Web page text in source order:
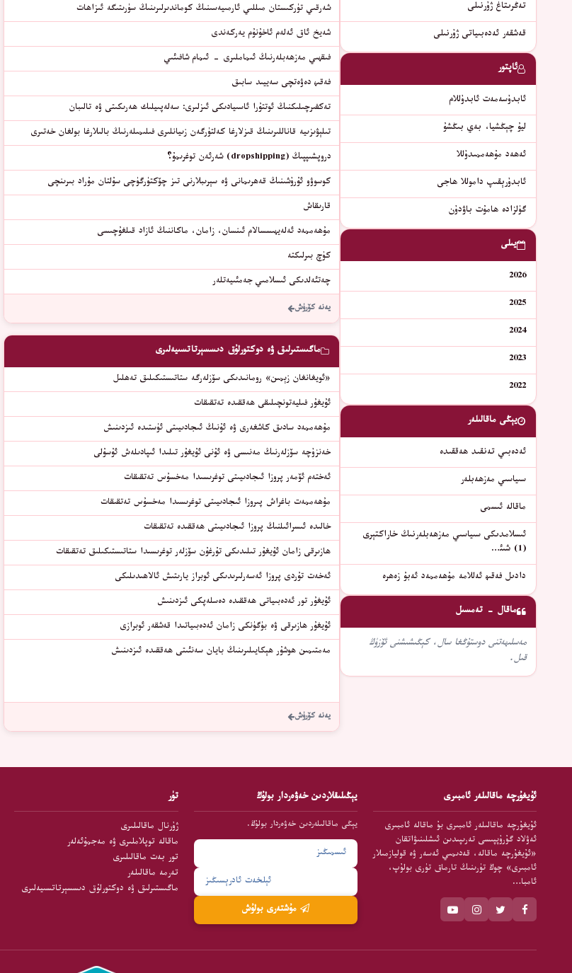
شەرقىي تۈركىستان مىللىي ئارمىيەسىنىڭ كوماندىرلىرىنىڭ سۈرىتىگە ئىزاھات
شەيخ ئاق ئەلەم ئاخۇنۇم يەركەندى
فىقھىي مەزھەبلەرنىڭ ئىماملىرى – ئىمام شافىئىي
فەقىھ دەۋەتچى سەييىد سابىق
تەكفىرچىلىكنىڭ ئوتتۇرا ئاسىيادىكى ئىزلىرى: سەلەپىيلىك ھەرىكىتى ۋە تالىبان
تىلېۋىزىيە قاناللىرىنىڭ قىزلارغا كەلتۈرگەن زىيانلىرى فىلىمىلەرنىڭ بالىلارغا بولغان خەتىرى
دروپشىپپىڭ (dropshipping) شەرئەن توغرىمۇ؟
كوسوۋو ئۇرۇشىنىڭ قەھرىمانى ۋە سېرىبلارنى تىز چۆكتۈرگۈچى سۇلتان مۇراد بىرىنچى
قارىقاش
مۇھەممەد ئەلەيھىسسالام ئىنسان، زامان، ماكاننىڭ ئازاد قىلغۇچىسى
كۈچ بىرلىكتە
چەتئەلدىكى ئىسلامىي جەمئىيەتلەر
يەنە كۆرۈش
ماگىستىرلىق ۋە دوكتورلۇق دىسسېرتاتسىيەلىرى
«ئويغانغان زېمىن» رومانىدىكى سۆزلەرگە ستاتىستىكىلىق تەھلىل
ئۇيغۇر فىليەتونچىلىقى ھەققىدە تەتقىقات
مۇھەممەد سادىق كاشغەرى ۋە ئۇنىڭ ئىجادىيىتى ئۈستىدە ئىزدىنىش
خەنزۇچە سۆزلەرنىڭ مەنىسى ۋە ئۇنى ئۇيغۇر تىلىدا ئىپادىلەش ئۇسۇلى
ئەختەم ئۆمەر پروزا ئىجادىيىتى توغرىسىدا مەخسۇس تەتقىقات
مۇھەممەت باغراش پىروزا ئىجادىيىتى توغرىسىدا مەخسۇس تەتقىقات
خالىدە ئىسرائىلنىڭ پروزا ئىجادىيىتى ھەققىدە تەتقىقات
ھازىرقى زامان ئۇيغۇر تىلىدىكى تۇرغۇن سۆزلەر توغرىسىدا ستاتىستىكىلىق تەتقىقات
ئەخەت تۇردى پروزا ئەسەرلىرىدىكى ئوبراز يارىتىش ئالاھىدىلىكى
ئۇيغۇر تور ئەدەبىياتى ھەققىدە دەسلەپكى ئىزدىنىش
ئۇيغۇر ھازىرقى ۋە بۈگۈنكى زامان ئەدەبىياتىدا قەشقەر ئوبرازى
مەمتىمىن ھوشۇر ھېكايىلىرىنىڭ بايان سەنئىتى ھەققىدە ئىزدىنىش
يەنە كۆرۈش
تەڭرىتاغ ژۇرنىلى
قەشقەر ئەدەبىياتى ژۇرنىلى
ئاپتور
ئابدۇسەمەت ئابدۇللام
ليۇ چېڭشيا، بەي بىڭشۇ
ئەھەد مۇھەممىدۇللا
ئابدۇرېقىپ داموللا ھاجى
گۈلزادە ھامۇت باۋدۇن
يىلى
2026
2025
2024
2023
2022
يېڭى ماقالىلەر
ئەدەبىي تەنقىد ھەققىدە
سىياسىي مەزھەبلەر
ماقالە ئىسمى
ئىسلامدىكى سىياسىي مەزھەبلەرنىڭ خاراكتېرى
(1) شىئ…
دادىل فەقىھ ئەللامە مۇھەممەد ئەبۇ زەھرە
ماقال - تەمسىل
مەسلىھەتنى دوستۇڭغا سال، كېڭىشىشنى ئۆزۈڭ
قىل.
ئۇيغۇرچە ماقالىلەر ئامبىرى
ئۇيغۇرچە ماقالىلەر ئامبىرى بۇ ماقالە ئامبىرى
ئەۋلاد گۇرۇپپىسى تەرىپىدىن ئىشلىنىۋاتقان
«ئۇيغۇرچە ماقالە، قەدىمىي ئەسەر ۋە قوليازمىلار
ئامبىرى» چوڭ تۈرىنىڭ تارماق تۈرى بولۇپ،
ئامبا…
يېڭىلىقلاردىن خەۋەردار بولۇڭ
يېڭى ماقالىلەردىن خەۋەردار بولۇڭ.
مۇشتەرى بولۇش
تۈر
ژۇرنال ماقالىلىرى
ماقالە توپلاملىرى ۋە مەجمۇئەلەر
تور بەت ماقالىلىرى
تەرمە ماقالىلەر
ماگىستىرلىق ۋە دوكتورلۇق دىسسېرتاتسىيەلىرى